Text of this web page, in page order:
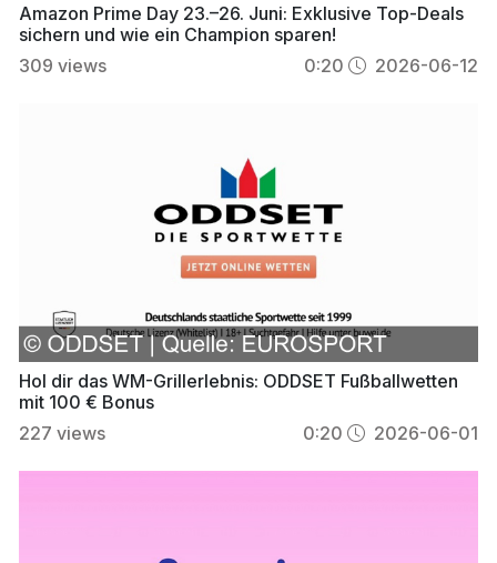
Amazon Prime Day 23.–26. Juni: Exklusive Top-Deals
sichern und wie ein Champion sparen!
309 views 0:20 2026-06-12
Hol dir das WM-Grillerlebnis: ODDSET Fußballwetten
mit 100 € Bonus
227 views 0:20 2026-06-01